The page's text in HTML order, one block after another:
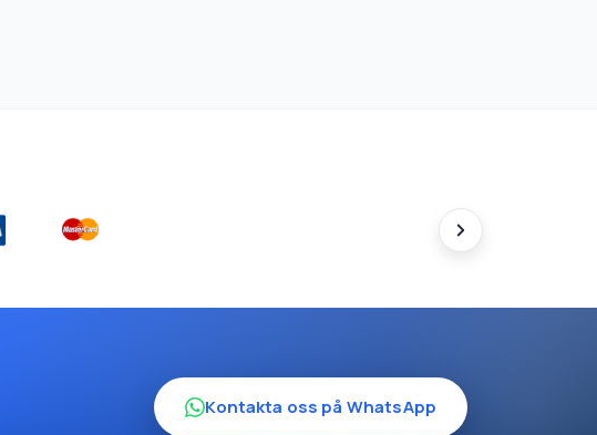
Kontakta oss på WhatsApp